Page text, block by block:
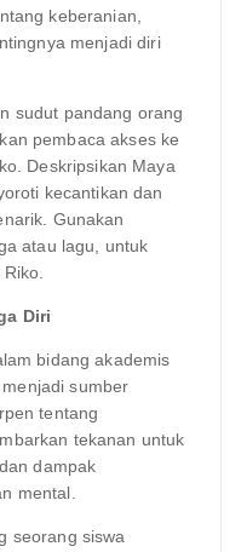
keberanian,
menjadi diri
sudut pandang orang
pembaca akses ke
Deskripsikan Maya
kecantikan dan
Gunakan
atau lagu, untuk
Diri
bidang akademis
sumber
tentang
tekanan untuk
dampak
mental.
seorang siswa